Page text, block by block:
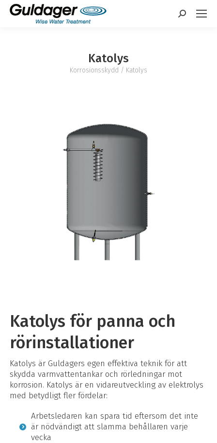
Sök:
Katolys
Korrosionsskydd / Katolys
Katolys för panna och
rörinstallationer
Katolys är Guldagers egen effektiva teknik för att
skydda varmvattentankar och rörledningar mot
korrosion. Katolys är en vidareutveckling av elektrolys
med betydligt fler fördelar:
Arbetsledaren kan spara tid eftersom det inte
är nödvändigt att slamma behållaren varje
vecka